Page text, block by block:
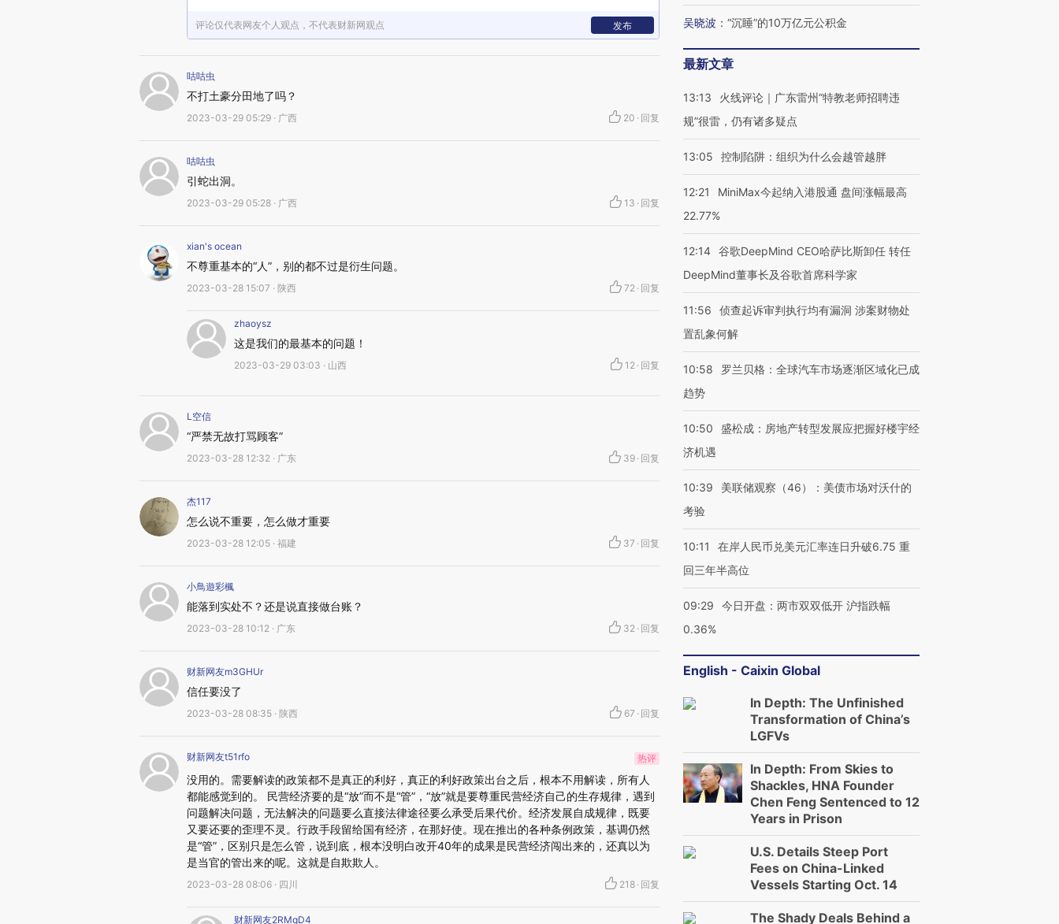
评论仅代表网友个人观点，不代表财新网观点 发布
咕咕虫
不打土豪分田地了吗？
2023-03-29 05:29 · 广西 20 · 回复
咕咕虫
引蛇出洞。
2023-03-29 05:28 · 广西 13 · 回复
xian's ocean
不尊重基本的“人”，别的都不过是衍生问题。
2023-03-28 15:07 · 陕西 72 · 回复
zhaoysz
这是我们的最基本的问题！
2023-03-29 03:03 · 山西 12 · 回复
L空信
“严禁无故打骂顾客”
2023-03-28 12:32 · 广东 39 · 回复
杰117
怎么说不重要，怎么做才重要
2023-03-28 12:05 · 福建 37 · 回复
小鳥遊彩楓
能落到实处不？还是说直接做台账？
2023-03-28 10:12 · 广东 32 · 回复
财新网友m3GHUr
信任要没了
2023-03-28 08:35 · 陕西 67 · 回复
财新网友t51rfo 热评
没用的。需要解读的政策都不是真正的利好，真正的利好政策出台之后，根本不用解读，所有人
都能感觉到的。 民营经济要的是“放”而不是“管”，“放”就是要尊重民营经济自己的生存规律，遇到
问题解决问题，无法解决的问题要么直接法律途径要么承受后果代价。经济发展自成规律，既要
又要还要的歪理不灵。行政手段留给国有经济，在那好使。现在推出的各种条例政策，基调仍然
是“管”，区别只是怎么管，说到底，根本没明白改开40年的成果是民营经济闯出来的，还真以为
是当官的管出来的呢。这就是自欺欺人。
2023-03-28 08:06 · 四川 218 · 回复
财新网友2RMqD4
吴晓波 ： “沉睡”的10万亿元公积金
最新文章
13:13
火线评论｜广东雷州“特教老师招聘违
规”很雷，仍有诸多疑点
13:05 控制陷阱：组织为什么会越管越胖
12:21
MiniMax今起纳入港股通 盘间涨幅最高
22.77%
12:14 谷歌DeepMind CEO哈萨比斯卸任 转任
DeepMind董事长及谷歌首席科学家
11:56
侦查起诉审判执行均有漏洞 涉案财物处
置乱象何解
10:58
罗兰贝格：全球汽车市场逐渐区域化已成
趋势
10:50
盛松成：房地产转型发展应把握好楼宇经
济机遇
10:39
美联储观察（46）：美债市场对沃什的
考验
10:11
在岸人民币兑美元汇率连日升破6.75 重
回三年半高位
09:29
今日开盘：两市双双低开 沪指跌幅
0.36%
English - Caixin Global
In Depth: The Unfinished
Transformation of China’s
LGFVs
In Depth: From Skies to
Shackles, HNA Founder
Chen Feng Sentenced to 12
Years in Prison
U.S. Details Steep Port
Fees on China-Linked
Vessels Starting Oct. 14
The Shady Deals Behind a